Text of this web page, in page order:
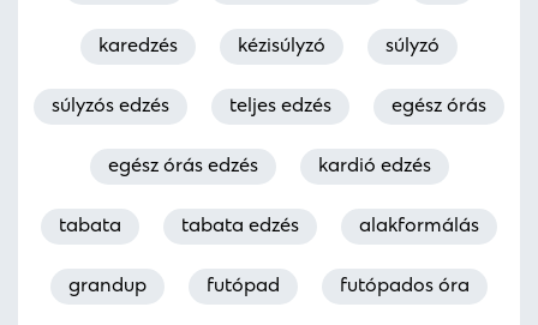
karedzés kézisúlyzó súlyzó
súlyzós edzés teljes edzés egész órás
egész órás edzés kardió edzés
tabata tabata edzés alakformálás
grandup futópad futópados óra